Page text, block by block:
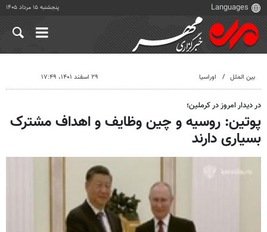
پنجشنبه ۱۵ مرداد ۱۴۰۵
بین الملل اوراسیا ۲۹ اسفند ۱۴۰۱، ۱۷:۴۹
در دیدار امروز در کرملین؛
پوتین: روسیه و چین وظایف و اهداف مشترک
بسیاری دارند